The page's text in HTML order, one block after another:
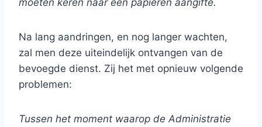
moeten keren naar een papieren aangifte.
Na lang aandringen, en nog langer wachten,
zal men deze uiteindelijk ontvangen van de
bevoegde dienst. Zij het met opnieuw volgende
problemen:
Tussen het moment waarop de Administratie